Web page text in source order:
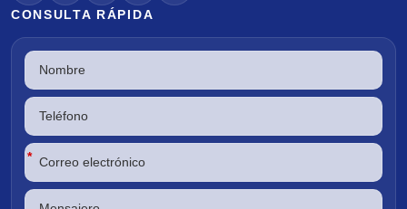
CONSULTA RÁPIDA
*